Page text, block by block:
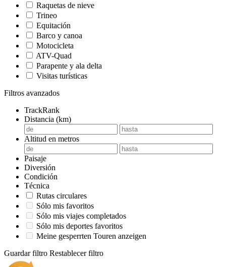
Raquetas de nieve
Trineo
Equitación
Barco y canoa
Motocicleta
ATV-Quad
Parapente y ala delta
Visitas turísticas
Filtros avanzados
TrackRank
Distancia (km)
Altitud en metros
Paisaje
Diversión
Condición
Técnica
Rutas circulares
Sólo mis favoritos
Sólo mis viajes completados
Sólo mis deportes favoritos
Meine gesperrten Touren anzeigen
Guardar filtro Restablecer filtro